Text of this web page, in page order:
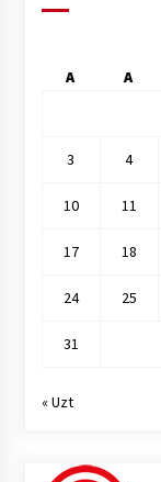
A A
3 4
10 11
17 18
24 25
31
« Uzt